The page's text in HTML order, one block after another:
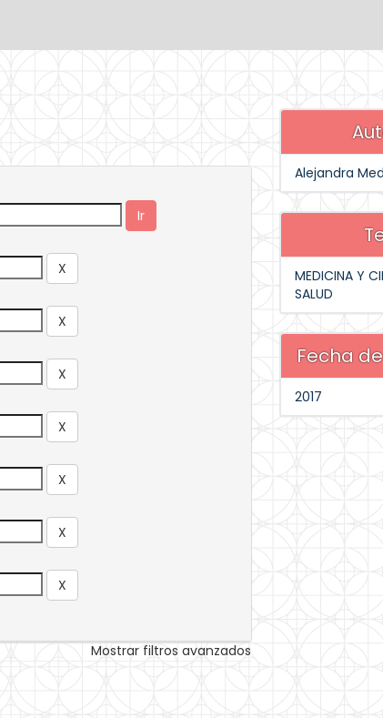
Mostrar filtros avanzados
Alejandra
MEDICINA Y
SALUD
Fecha
2017